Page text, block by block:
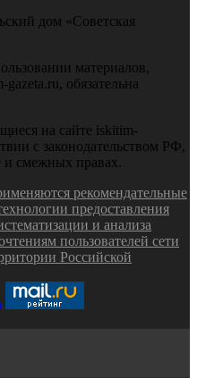
дом «Советская
материалов,
обязательна
на сайте iskitim-
с законодательством РФ,
и смежных правах.
рекомендательные
предоставления
и анализа
пользователей сети
Российской